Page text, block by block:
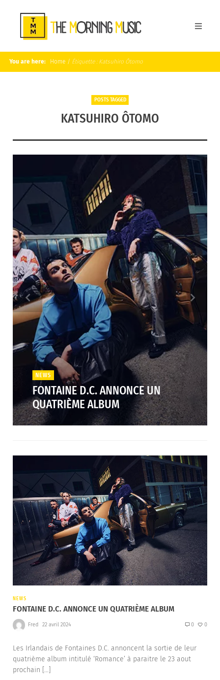
You are here: Home / Étiquette : Katsuhiro Ôtomo
POSTS TAGGED
KATSUHIRO ÔTOMO
NEWS
FONTAINE D.C. ANNONCE UN
QUATRIÈME ALBUM
NEWS
FONTAINE D.C. ANNONCE UN QUATRIÈME ALBUM
Fred 22 avril 2024 0 0
Les Irlandais de Fontaines D.C. annoncent la sortie de leur
quatrième album intitulé ‘Romance’ à paraitre le 23 aout
prochain […]